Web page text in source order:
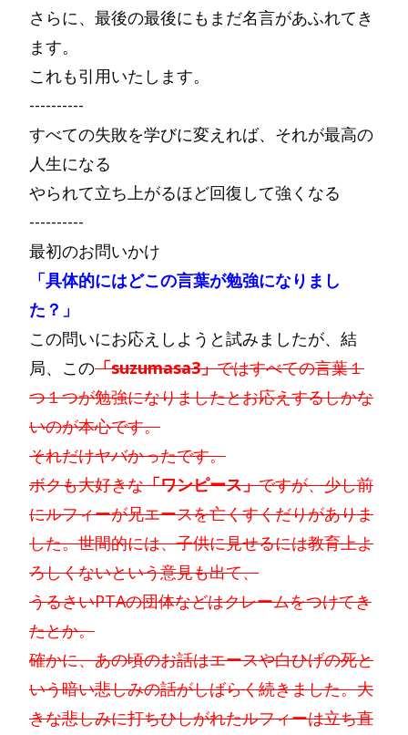
さらに、最後の最後にもまだ名言があふれてき
ます。
これも引用いたします。
----------
すべての失敗を学びに変えれば、それが最高の
人生になる
やられて立ち上がるほど回復して強くなる
----------
最初のお問いかけ
「具体的にはどこの言葉が勉強になりまし
た？」
この問いにお応えしようと試みましたが、結
局、この「suzumasa3」ではすべての言葉１
つ１つが勉強になりましたとお応えするしかな
いのが本心です。
それだけヤバかったです。
ボクも大好きな「ワンピース」ですが、少し前
にルフィーが兄エースを亡くすくだりがありま
した。世間的には、子供に見せるには教育上よ
ろしくないという意見も出て、
うるさいPTAの団体などはクレームをつけてき
たとか。
確かに、あの頃のお話はエースや白ひげの死と
いう暗い悲しみの話がしばらく続きました。大
きな悲しみに打ちひしがれたルフィーは立ち直